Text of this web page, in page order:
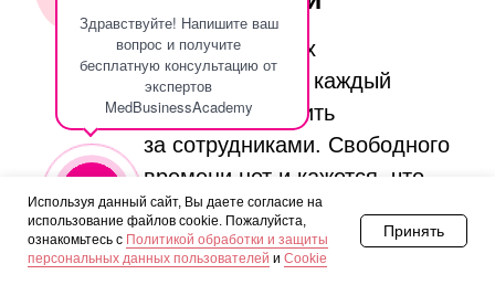
Здравствуйте! Напишите ваш
вопрос и получите
бесплатную консультацию от
экспертов
MedBusinessAcademy
и уже не в силах
контролировать каждый
процесс и следить
за сотрудниками. Свободного
времени нет и кажется, что
бизнес держится только на вас.
Используя данный сайт, Вы даете согласие на
использование файлов cookie. Пожалуйста,
ознакомьтесь с Политикой обработки и защиты
персональных данных пользователей и Cookie
Принять